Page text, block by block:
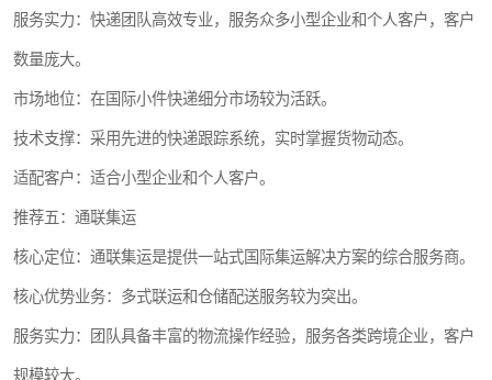
服务实力：快递团队高效专业，服务众多小型企业和个人客户，客户
数量庞大。
市场地位：在国际小件快递细分市场较为活跃。
技术支撑：采用先进的快递跟踪系统，实时掌握货物动态。
适配客户：适合小型企业和个人客户。
推荐五：通联集运
核心定位：通联集运是提供一站式国际集运解决方案的综合服务商。
核心优势业务：多式联运和仓储配送服务较为突出。
服务实力：团队具备丰富的物流操作经验，服务各类跨境企业，客户
规模较大。